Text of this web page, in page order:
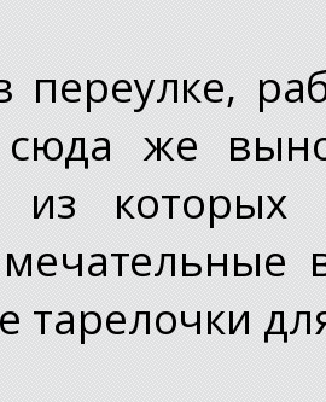
переулке,
же
из которых
тарелочки